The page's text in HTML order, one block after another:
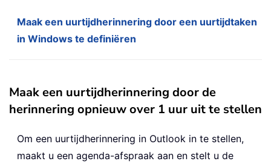
Maak een uurtijdherinnering door een uurtijdtaken
in Windows te definiëren
Maak een uurtijdherinnering door de
herinnering opnieuw over 1 uur uit te stellen
Om een uurtijdherinnering in Outlook in te stellen,
maakt u een agenda-afspraak aan en stelt u de